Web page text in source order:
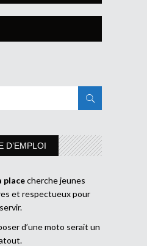
D’EMPLOI
placecherche jeunes
et respectueux pour
servir.
d’une moto serait un